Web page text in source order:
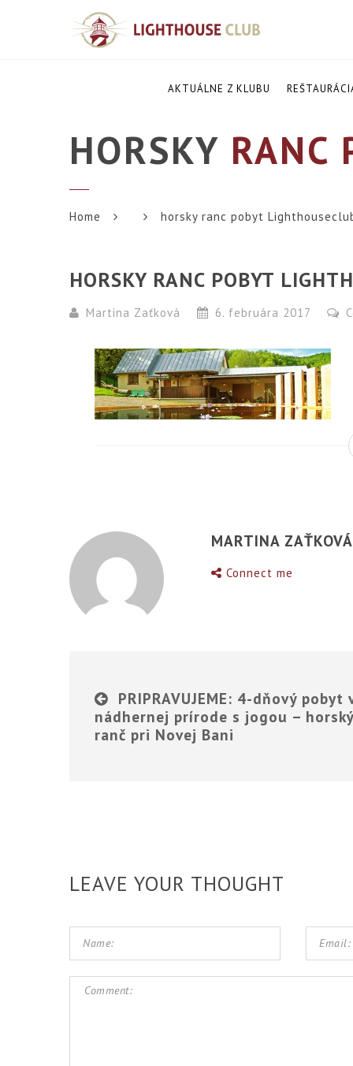
AKTUÁLNE Z KLUBU
HORSKY RANC
Home horsky ranc pobyt
HORSKY RANC POBYT
Martina Zaťková 6. februára 2017
MARTINA ZAŤKOVÁ
Connect me
PRIPRAVUJEME: 4-dňový pobyt
nádhernej prírode s jogou –
ranč pri Novej Bani
LEAVE YOUR THOUGHT